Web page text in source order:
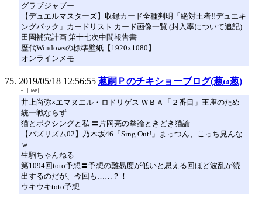
グラブジャブー
【デュエルマスターズ】収録カード全種判明「絶対王者!!デュエキ
ングパック」カードリスト カード画像一覧 (封入率について追記)
田園補完計画 第十七次中間報告書
歴代Windowsの標準壁紙【1920x1080】
オンラインメモ
2019/05/18 12:56:55 葱嗣Ｐのチキショーブログ(葱ω葱)
井上尚弥×エマヌエル・ロドリゲス ＷＢＡ「２番目」王座のため
統一戦ならず
猫とボクシングと私 〓片岡亮の拳論ときどき猫論
【バズリズム02】乃木坂46「Sing Out!」まっつん、こっち見んな
ｗ
生駒ちゃんねる
第1094回toto予想〓予想の難易度が低いと思える回ほど波乱が続
出するのだが、今回も……？！
ウキウキtoto予想